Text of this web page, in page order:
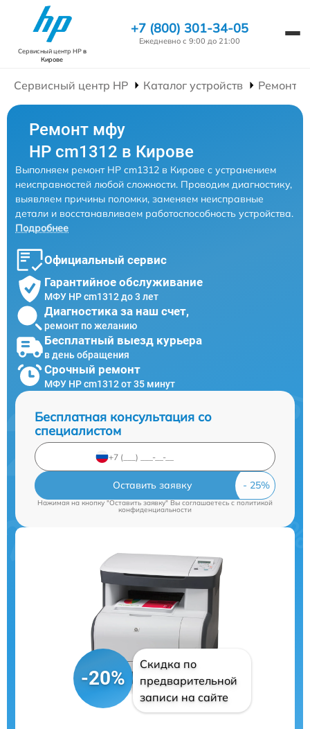
Сервисный центр HPв
Кирове
+7 (800) 301-34-05
Ежедневно с 9:00 до 21:00
Сервисный центр HP Каталог устройств Ремонт
Ремонт мфу
HP cm1312 в Кирове
Выполняем ремонт HP cm1312 в Кирове с устранением
неисправностей любой сложности. Проводим диагностику,
выявляем причины поломки, заменяем неисправные
детали и восстанавливаем работоспособность устройства.
Подробнее
Официальный сервис
Гарантийное обслуживание
МФУ HP cm1312 до 3 лет
Диагностика за наш счет,
ремонт по желанию
Бесплатный выезд курьера
в день обращения
Срочный ремонт
МФУ HP cm1312 от 35 минут
Бесплатная консультация со
специалистом
Оставить заявку
Нажимая на кнопку "Оставить заявку" Вы соглашаетесь cполитикой
конфиденциальности
-20%
Скидка по
предварительной
записи на сайте